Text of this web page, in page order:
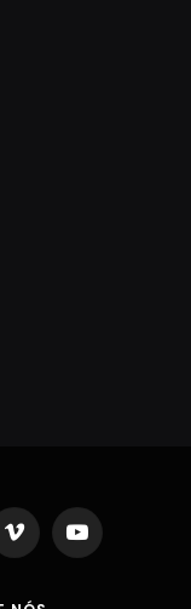
Vimeo YouTube